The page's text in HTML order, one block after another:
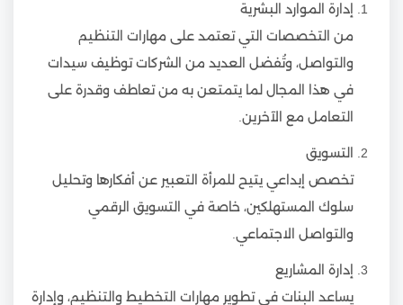
إدارة الموارد البشرية
من التخصصات التي تعتمد على مهارات التنظيم
والتواصل، وتُفضل العديد من الشركات توظيف سيدات
في هذا المجال لما يتمتعن به من تعاطف وقدرة على
التعامل مع الآخرين.
التسويق
تخصص إبداعي يتيح للمرأة التعبير عن أفكارها وتحليل
سلوك المستهلكين، خاصة في التسويق الرقمي
والتواصل الاجتماعي.
إدارة المشاريع
يساعد البنات في تطوير مهارات التخطيط والتنظيم، وإدارة